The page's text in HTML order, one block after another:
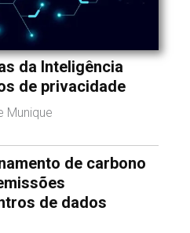
da Inteligência
de privacidade
Munique
de carbono
de dados